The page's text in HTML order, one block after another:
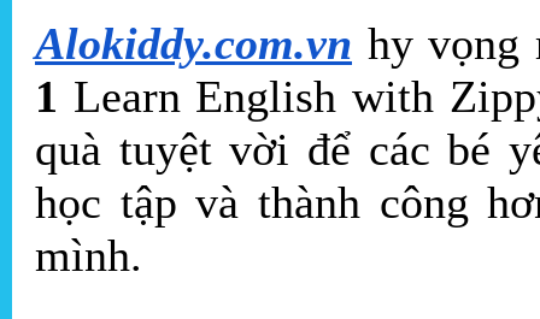
Alokiddy.com.vn hy
1 Learn English with
quà tuyệt vời để các bé
học tập và thành công
mình.